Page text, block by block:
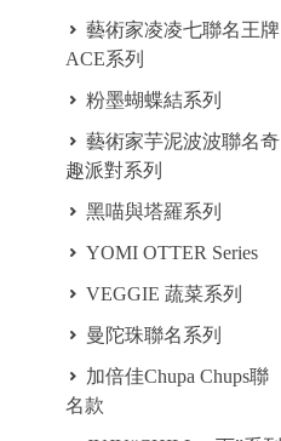
藝術家凌凌七聯名王牌
ACE系列
粉墨蝴蝶結系列
藝術家芋泥波波聯名奇
趣派對系列
黑喵與塔羅系列
YOMI OTTER Series
VEGGIE 蔬菜系列
曼陀珠聯名系列
加倍佳Chupa Chups聯
名款